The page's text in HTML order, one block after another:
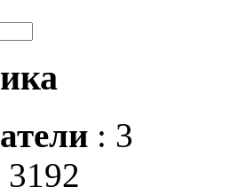
: 3
3192